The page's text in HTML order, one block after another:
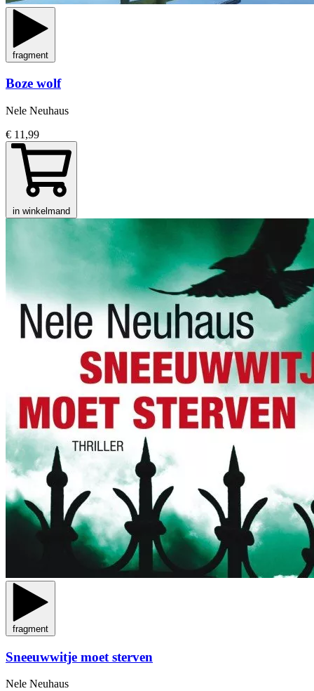
fragment
Boze wolf
Nele Neuhaus
€ 11,99
in winkelmand
fragment
Sneeuwwitje moet sterven
Nele Neuhaus